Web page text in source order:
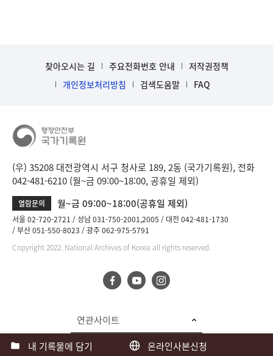
내 기록물에 담기 온라인사본신청
찾아오시는 길 주요전화번호 안내
저작권정책
개인정보처리방침
검색도움말 FAQ
(우) 35208 대전광역시 서구 청사로 189, 2동 (국가기록원), 전화
042-481-6210 (월~금 09:00~18:00, 공휴일 제외)
열람문의 월~금 09:00~18:00(공휴일 제외)
서울 02-720-2721 성남 031-750-2001,2005
대전 042-481-1730
부산 051-550-8023
광주 062-975-5791
Copyright 2022. National Archives of Korea all rights reserved.
연관사이트